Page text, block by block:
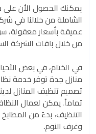
يمكنك الحصول الأن
الشاملة من خلالنا في
عميقة بأسعار
من خلال باقات الشركة
في الختام، في بعض
منازل جدة توفر خدمة
تصميم تنظيف المنازل
تماماً. يمكن لعمال
التنظيف، بدءً من
وغرف النوم.